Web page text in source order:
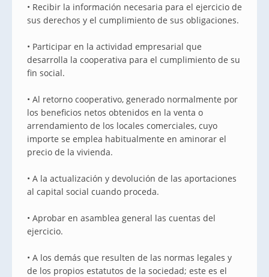
• Recibir la información necesaria para el ejercicio de
sus derechos y el cumplimiento de sus obligaciones.
• Participar en la actividad empresarial que
desarrolla la cooperativa para el cumplimiento de su
fin social.
• Al retorno cooperativo, generado normalmente por
los beneficios netos obtenidos en la venta o
arrendamiento de los locales comerciales, cuyo
importe se emplea habitualmente en aminorar el
precio de la vivienda.
• A la actualización y devolución de las aportaciones
al capital social cuando proceda.
• Aprobar en asamblea general las cuentas del
ejercicio.
• A los demás que resulten de las normas legales y
de los propios estatutos de la sociedad; este es el